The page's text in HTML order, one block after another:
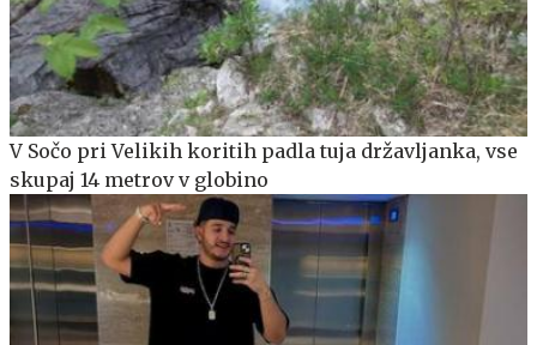
V Sočo pri Velikih koritih padla tuja državljanka, vse
skupaj 14 metrov v globino